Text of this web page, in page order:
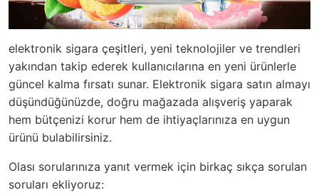
elektronik sigara çeşitleri, yeni teknolojiler ve trendleri
yakından takip ederek kullanıcılarına en yeni ürünlerle
güncel kalma fırsatı sunar. Elektronik sigara satın almayı
düşündüğünüzde, doğru mağazada alışveriş yaparak
hem bütçenizi korur hem de ihtiyaçlarınıza en uygun
ürünü bulabilirsiniz.
Olası sorularınıza yanıt vermek için birkaç sıkça sorulan
soruları ekliyoruz: